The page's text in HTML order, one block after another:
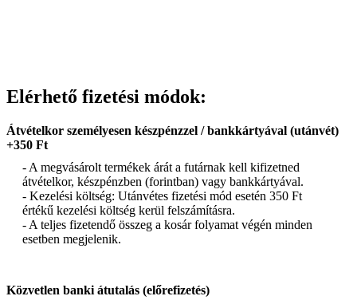
Elérhető fizetési módok:
Átvételkor személyesen készpénzzel / bankkártyával (utánvét)
+350 Ft
- A megvásárolt termékek árát a futárnak kell kifizetned
átvételkor, készpénzben (forintban) vagy bankkártyával.
- Kezelési költség: Utánvétes fizetési mód esetén 350 Ft
értékű kezelési költség kerül felszámításra.
- A teljes fizetendő összeg a kosár folyamat végén minden
esetben megjelenik.
Közvetlen banki átutalás (előrefizetés)